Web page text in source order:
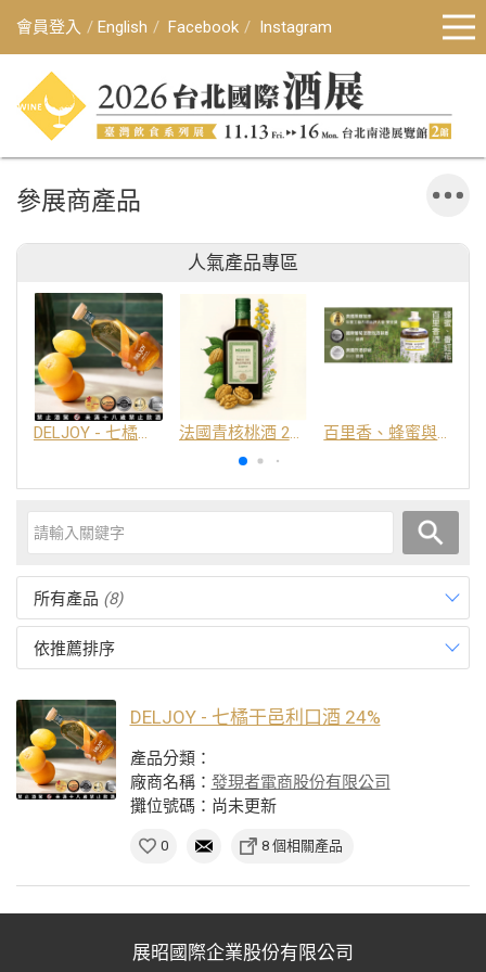
會員登入 English Facebook Instagram
參展商產品
人氣產品專區
DELJOY - 七橘干邑利口酒 24% 法國青核桃酒 25% 百里香、蜂蜜與番紅花酒
所有產品 (8)
依推薦排序
DELJOY - 七橘干邑利口酒 24%
產品分類：
廠商名稱： 發現者電商股份有限公司
攤位號碼：尚未更新
0 8 個相關產品
展昭國際企業股份有限公司